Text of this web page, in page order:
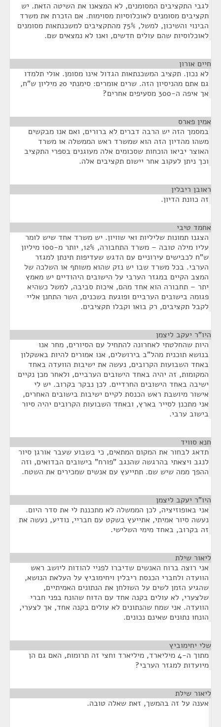
לגבי התקציבים המסומנים, לא המצאנו את השיטה הזאת. יש
תקציבים מסומנים לאוכלוסיות מסוימות. אם הזכרת את משרד
הבינוי והשיכון, למשל, 75% מהתקציבים למשכנתאות מסומנים
לאוכלוסיות שהם עולים חדשים, ואנו לא נמצאים שם.
חיים אורון
לא נכון. תקציב המשכנתאות הגדול אינו מסומן. אולי תלמדו
גם אתם מהניסיון הזה. שרים אומרים: סימנתי 20 מיליון ש"ח,
אך איפה ה-300 מסעיפים אחרים?
אמין פארס
במסמך הזה יש הרבה דברים לא ברורים, ואם אנו מבקשים
משהו מהדיון הזה הוא שמשרד ראש הממשלה או משרד
האוצר יביאו הוכחות שסכומים אלה מעוגנים בספרי התקציב
וכך ניתן לעקוב אחר יישום תקציבים אלה.
ראובן ריבלין
זה כוונת הדיון.
אחמד טיבי
הצגנו תמונות שליליות ואי שוויון. יש משרד אחד שיש לומר
עליו מילה טובה – משרד התחבורה, 12%, יותר מ-100 מיליון
ש"ח לכבישים עירוניים עם הדגש שעדיפות תינתן למגזר
הערבי. בכל משרד שבו יש נזק שהוא משותף או השלכה של
המצב הקיים במגזר הערבי על הישובים היהודיים יש מאמץ
יתר – תחבורה הוא אחד מהם, איכות סביבה, למשל כשהיא
פגומה בישובים הערביים ופוגעת בשכנים, השר התחנן אליי
לקבל תקציבים, רק בואו וקבלו תקציבים.
היו"ר יעקב ליצמן
היות שהחלטתי לאחרונה להתחיל עם הסיורים, מחר אנו
בנושא תוכנית מהל"ב בירושלים, אנו אמורים להיות באשקלון
באחד השבועות הקרובים, נעשה את ישיבות הוועדה באחד
המקומות, זה יהיה באחד הישובים הערביים, ולאחר מכן נקיים
ישיבה באחד הישובים החרדיים. לכן נבקר בקרוב. יש לי
אישור מיושבת ראש הכנסת לקיים ישיבות בישובים האחרים,
אני מתכנן לסייר בארץ, ובאחד השבועות הקרובים יהיה סיור
בישוב ערבי.
חנא סוויד
תדאג לבחור את המקום המתאים, כי בשבוע שעבר אורגן סיור
לנגב ויצאתי בהרגשה שהנגב "פורח" בישובים הבדואים, וזה
ההפך ממה שיש שם. תתייעץ עם אנשים שמכירים את השטח.
היו"ר יעקב ליצמן
אני באופוזיציה, לכן הממשלה לא מתכננת לי את סדר היום.
נעשה סיור אמיתי, אתייעץ בשקט עם חבריי, נודיע, נעשה את
זה בקרוב, באחד מימי השלישי.
ליאור שילת
אני רוצה ברוח האנשים שדיברו לפניי להודות ליושב ראש
הוועדה ולחברי הכנסת ריבלין ויחימוביץ על העלאת הנושא,
שהגיע הזמן לשים על השולחן את הנתונים האמיתיים,
שלצערי, לא עולים בקנה אחד עם הדוח שהונח בפני חברי
הוועדה. אני שמח שהנתונים לא עולים בקנה אחד, אך לצערי,
הונחו נתונים שאינם נכונים.
שלי יחימוביץ
מתוך ה-4 מיליארד, מיליארד וחצי זה תרומות, האם גם הן
מיועדות למגזר הערבי?
ליאור שילת
אענה על זה בהמשך, זאת שאלה טובה.